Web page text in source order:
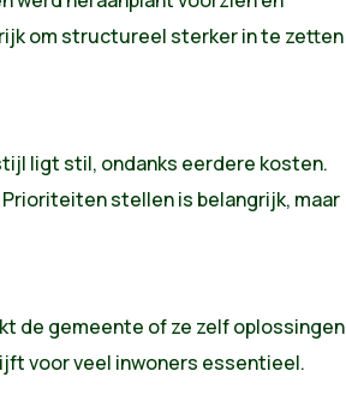
om structureel sterker in te zetten
ligt stil, ondanks eerdere kosten.
stellen is belangrijk, maar
de gemeente of ze zelf oplossingen
voor veel inwoners essentieel.